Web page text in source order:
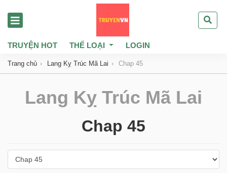
TRUYỆN HOT THỂ LOẠI LOGIN
Trang chủ Lang Kỵ Trúc Mã Lai Chap 45
Lang Kỵ Trúc Mã Lai
Chap 45